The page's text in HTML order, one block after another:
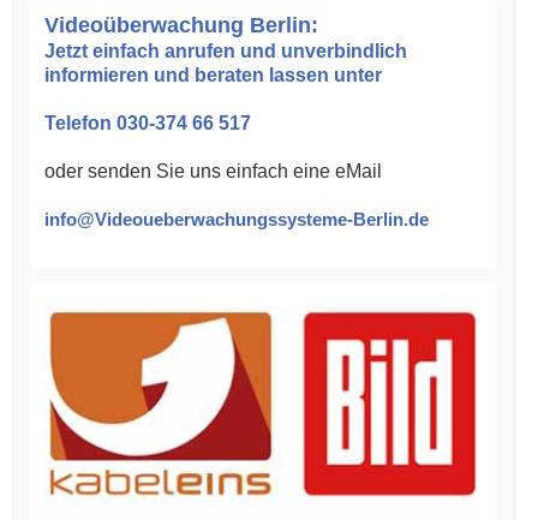
Videoüberwachung Berlin:
Jetzt einfach anrufen und unverbindlich
informieren und beraten lassen unter
Telefon 030-374 66 517
oder senden Sie uns einfach eine eMail
info@Videoueberwachungssysteme-Berlin.de